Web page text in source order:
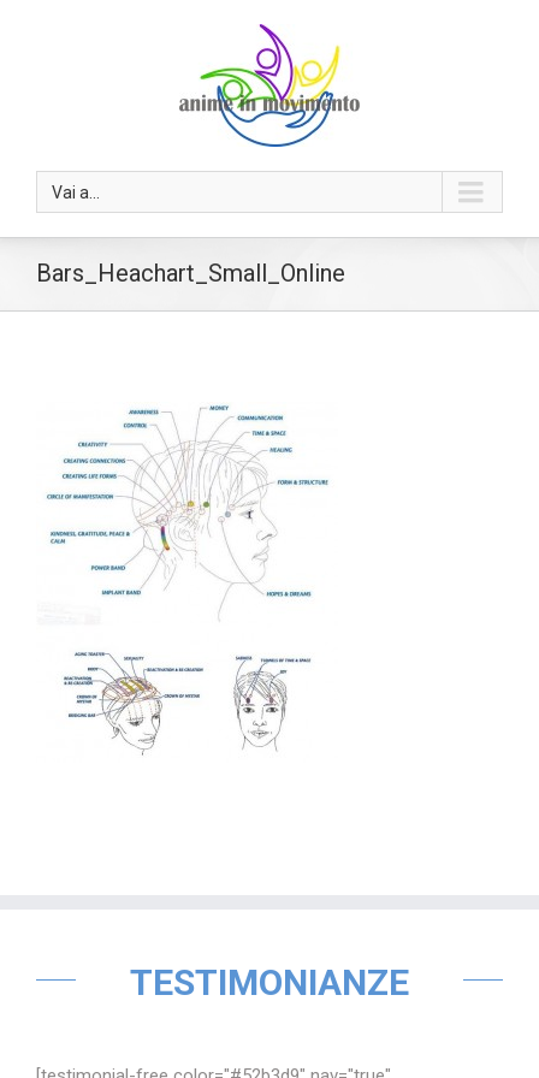
Vai a...
Bars_Heachart_Small_Online
TESTIMONIANZE